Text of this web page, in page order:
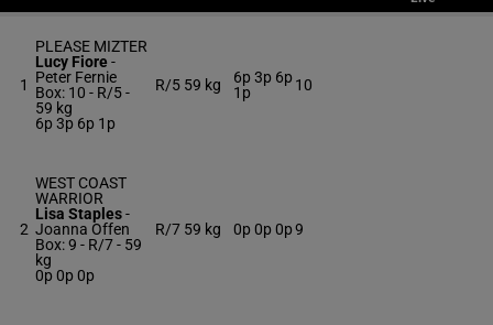
1
PLEASE MIZTER
Lucy Fiore-
Peter Fernie
Box: 10 - R/5 -
59 kg
6p 3p 6p 1p
R/5 59 kg
6p 3p 6p
1p
10
2
WEST COAST
WARRIOR
Lisa Staples-
Joanna Offen
Box: 9 - R/7 - 59
kg
0p 0p 0p
R/7 59 kg 0p 0p 0p9